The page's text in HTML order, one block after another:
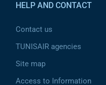
HELP AND CONTACT
Contact us
TUNISAIR agencies
Site map
Access to Information